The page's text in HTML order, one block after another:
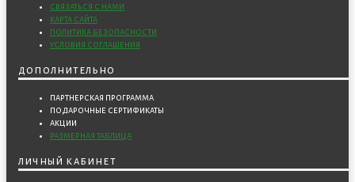
связаться с нами
карта сайта
политика безопасности
условия соглашения
дополнительно
партнерская программа
подарочные сертификаты
акции
размерная таблица
личный кабинет